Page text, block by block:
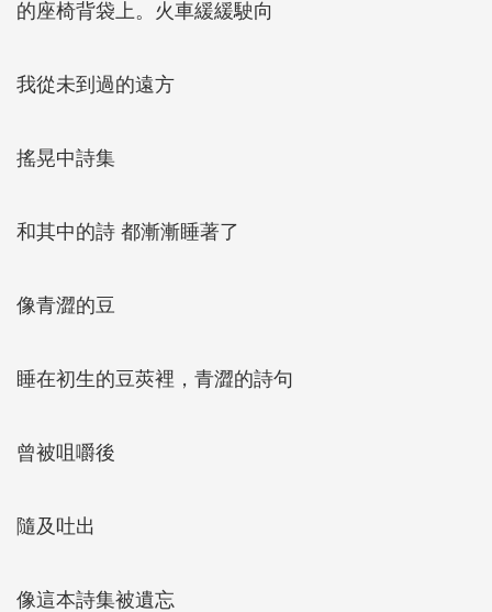
的座椅背袋上。火車緩緩駛向
我從未到過的遠方
搖晃中詩集
和其中的詩 都漸漸睡著了
像青澀的豆
睡在初生的豆莢裡，青澀的詩句
曾被咀嚼後
隨及吐出
像這本詩集被遺忘